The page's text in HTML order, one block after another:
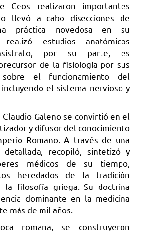
Ceos realizaron importantes
llevó a cabo disecciones de
práctica novedosa en su
estudios anatómicos
por su parte, es
de la fisiología por sus
sobre el funcionamiento del
el sistema nervioso y
Claudio Galeno se convirtió en el
y difusor del conocimiento
Romano. A través de una
recopiló, sintetizó y
médicos de su tiempo,
heredados de la tradición
la filosofía griega. Su doctrina
dominante en la medicina
más de mil años.
romana, se construyeron